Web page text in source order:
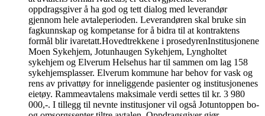
oppdragsgiver å ha god og tett dialog med leverandør
gjennom hele avtaleperioden. Leverandøren skal bruke sin
fagkunnskap og kompetanse for å bidra til at kontraktens
formål blir ivaretatt.Hovedtrekkene i prosedyrenInstitusjonene
Moen Sykehjem, Jotunhaugen Sykehjem, Lyngholtet
sykehjem og Elverum Helsehus har til sammen om lag 158
sykehjemsplasser. Elverum kommune har behov for vask og
rens av privattøy for inneliggende pasienter og institusjonenes
eietøy. Rammeavtalens maksimale verdi settes til kr. 3 980
000,-. I tillegg til nevnte institusjoner vil også Jotuntoppen bo-